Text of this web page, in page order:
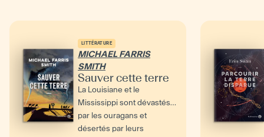
LITTÉRATURE
MICHAEL FARRIS
SMITH
Sauver cette terre
La Louisiane et le
Mississippi sont dévastés
par les ouragans et
désertés par leurs